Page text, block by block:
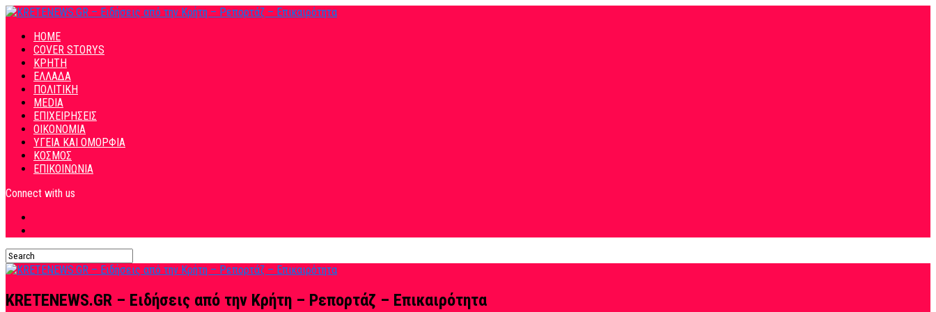
HOME
COVER STORYS
ΚΡΗΤΗ
ΕΛΛΑΔΑ
ΠΟΛΙΤΙΚΗ
MEDIA
ΕΠΙΧΕΙΡΗΣΕΙΣ
ΟΙΚΟΝΟΜΙΑ
ΥΓΕΙΑ ΚΑΙ ΟΜΟΡΦΙΑ
ΚΟΣΜΟΣ
ΕΠΙΚΟΙΝΩΝΙΑ
Connect with us
KRETENEWS.GR – Ειδήσεις από την Κρήτη – Ρεπορτάζ – Επικαιρότητα